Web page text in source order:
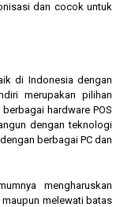
dan cocok untuk
di Indonesia dengan
merupakan pilihan
hardware POS
dengan teknologi
berbagai PC dan
mengharuskan
melewati batas